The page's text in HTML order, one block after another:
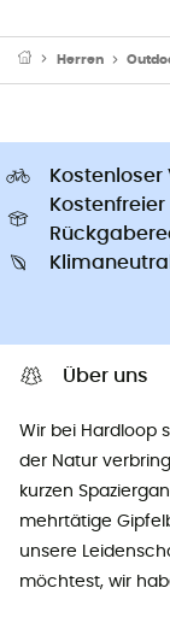
Herren
Kostenloser
Kostenfreier
Klimaneutral
Über uns
Wir bei Hardloop
der Natur
kurzen
mehrtätige
unsere
möchtest, wir